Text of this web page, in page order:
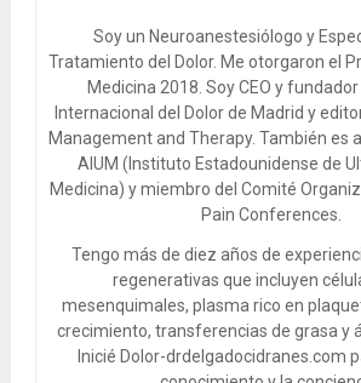
Soy un Neuroanestesiólogo y
Tratamiento del Dolor. Me otorgaron el
Medicina 2018. Soy CEO y
Internacional del Dolor de Madrid y
Management and Therapy. También es
AIUM (Instituto Estadounidense de
Medicina) y miembro del Comité
Pain Conferences.
Tengo más de diez años de
regenerativas que incluyen
mesenquimales, plasma rico en
crecimiento, transferencias de grasa y
Inicié Dolor-drdelgadocidranes.com